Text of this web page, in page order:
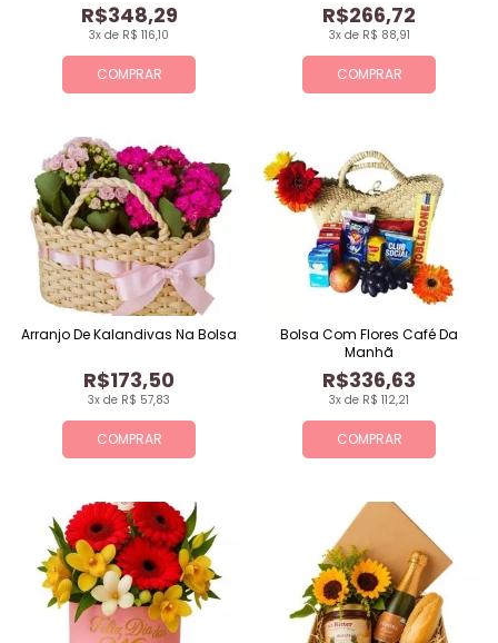
COMPRAR
3x de R$ 116,10
R$348,29
COMPRAR
3x de R$ 88,91
R$266,72
COMPRAR
3x de R$ 57,83
R$173,50
Arranjo De Kalandivas Na Bolsa
COMPRAR
3x de R$ 112,21
R$336,63
Bolsa Com Flores Café Da
Manhã